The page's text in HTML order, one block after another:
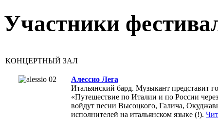
Участники
КОНЦЕРТНЫЙ ЗАЛ
Алессио Лега
Итальянский бард. Музыкант представит
«Путешествие по Италии и по России
войдут песни Высоцкого, Галича,
исполнителей на итальянском языке (!).